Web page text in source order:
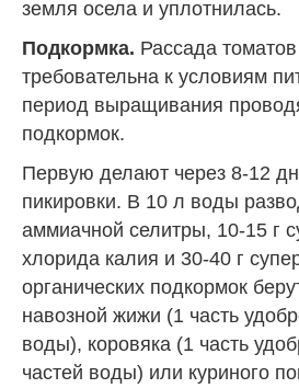
земля осела и уплотнилась.
Подкормка. Рассада
требовательна к условиям
период выращивания
подкормок.
Первую делают через 8-12
пикировки. В 10 л воды
аммиачной селитры, 10-15 г
хлорида калия и 30-40 г
органических подкормок
навозной жижи (1 часть
воды), коровяка (1 часть
частей воды) или куриного